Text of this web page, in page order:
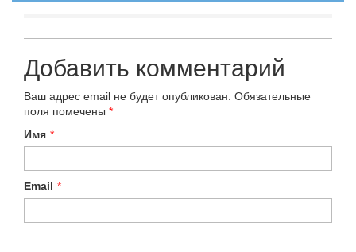
Добавить комментарий
Ваш адрес email не будет опубликован. Обязательные
поля помечены *
Имя *
Email *